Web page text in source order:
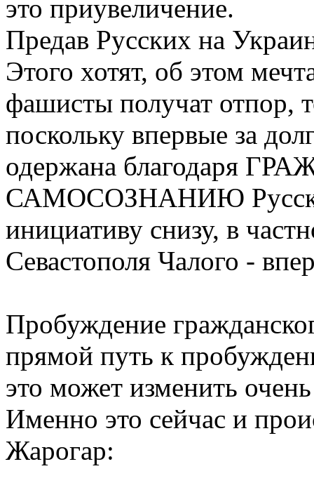
это приувеличение.
Предав Русских на
Этого хотят, об этом
фашисты получат отпор,
поскольку впервые за
одержана благодаря
САМОСОЗНАНИЮ
инициативу снизу, в
Севастополя Чалого -
Пробуждение
прямой путь к
это может изменить
Именно это сейчас и
Жарогар: